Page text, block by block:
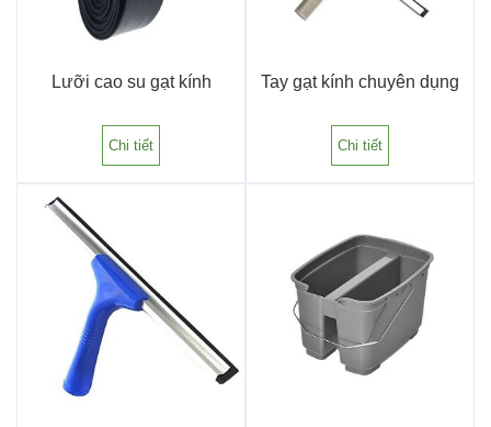
Lưỡi cao su gạt kính
Chi tiết
Tay gạt kính chuyên dụng
Chi tiết